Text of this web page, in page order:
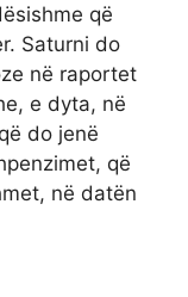
që
Saturni do
në raportet
e dyta, në
do jenë
që
në datën